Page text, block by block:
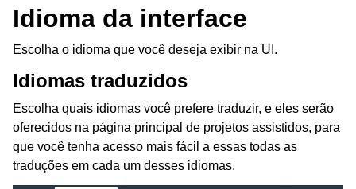
Idioma da interface
Escolha o idioma que você deseja exibir na UI.
Idiomas traduzidos
Escolha quais idiomas você prefere traduzir, e eles serão
oferecidos na página principal de projetos assistidos, para
que você tenha acesso mais fácil a essas todas as
traduções em cada um desses idiomas.